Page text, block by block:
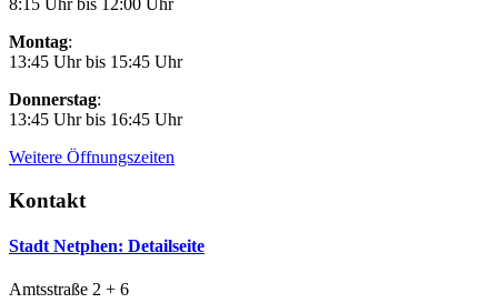
Montag:
13:45 Uhr bis 15:45 Uhr
Donnerstag:
13:45 Uhr bis 16:45 Uhr
Weitere Öffnungszeiten
Kontakt
Stadt Netphen: Detailseite
Amtsstraße 2 + 6